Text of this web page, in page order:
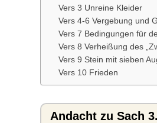
Vers 3 Unreine Kleider
Vers 4-6 Vergebung und
Vers 7 Bedingungen für
Vers 8 Verheißung des
Vers 9 Stein mit sieben
Vers 10 Frieden
Andacht zu Sach